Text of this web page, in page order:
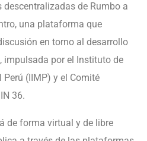
de Rumbo a
una plataforma que
en torno al desarrollo
impulsada por el Instituto de
Perú (IIMP) y el Comité
36.
de forma virtual y de libre